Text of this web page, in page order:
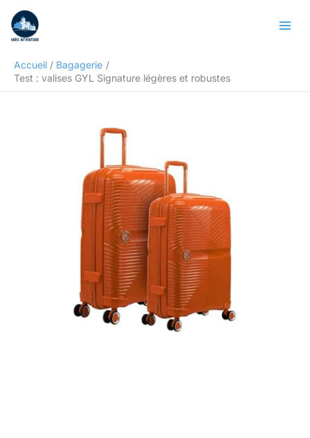
contenu
Accueil
Bagagerie
Test : valises GYL Signature légères et robustes
Rechercher